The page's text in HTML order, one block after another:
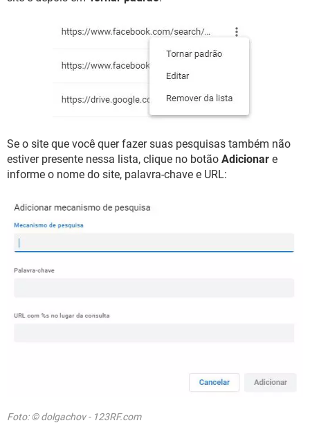
Se o site que você quer fazer suas pesquisas também não
estiver presente nessa lista, clique no botão Adicionar e
informe o nome do site, palavra-chave e URL:
Foto: © dolgachov - 123RF.com